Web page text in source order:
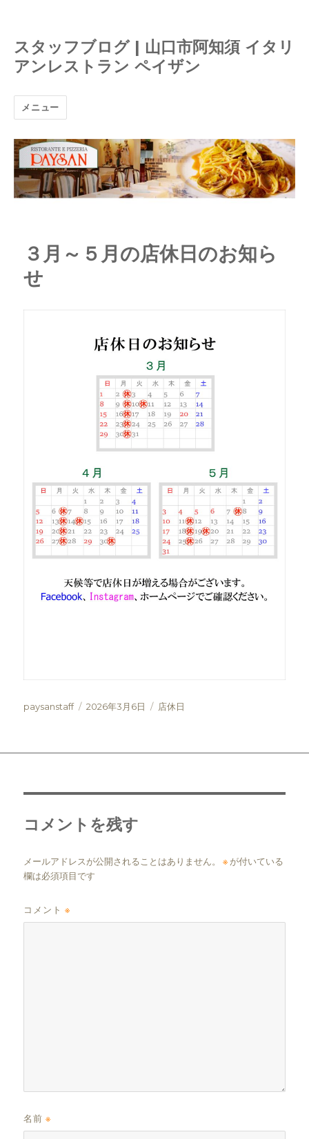
スタッフブログ | 山口市阿知須 イタリ
アンレストラン ペイザン
メニュー
３月～５月の店休日のお知ら
せ
投
paysanstaff
投
2026年3月6日
カ
店休日
コメントを残す
メールアドレスが公開されることはありません。 ※ が付いている
欄は必須項目です
コメント※
名前※